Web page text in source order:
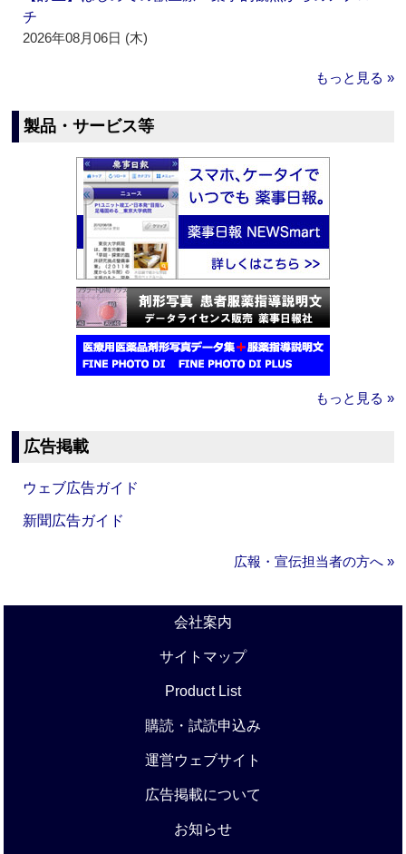
チ
2026年08月06日 (木)
もっと見る »
製品・サービス等
もっと見る »
広告掲載
ウェブ広告ガイド
新聞広告ガイド
広報・宣伝担当者の方へ »
会社案内
サイトマップ
Product List
購読・試読申込み
運営ウェブサイト
広告掲載について
お知らせ